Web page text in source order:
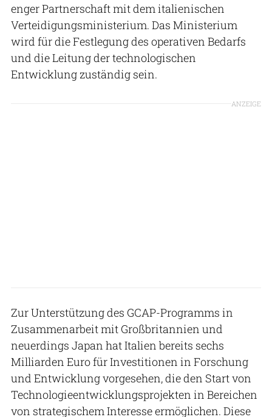
enger Partnerschaft mit dem italienischen
Verteidigungsministerium. Das Ministerium
wird für die Festlegung des operativen Bedarfs
und die Leitung der technologischen
Entwicklung zuständig sein.
ANZEIGE
Zur Unterstützung des GCAP-Programms in
Zusammenarbeit mit Großbritannien und
neuerdings Japan hat Italien bereits sechs
Milliarden Euro für Investitionen in Forschung
und Entwicklung vorgesehen, die den Start von
Technologieentwicklungsprojekten in Bereichen
von strategischem Interesse ermöglichen. Diese